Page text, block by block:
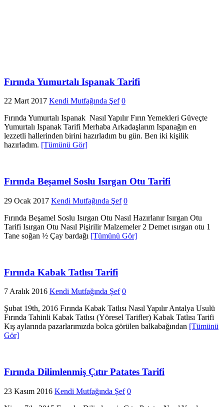
Fırında Yumurtalı Ispanak Tarifi
22 Mart 2017 Kendi Mutfağında Şef 0
Fırında Yumurtalı Ispanak Nasıl Yapılır Fırın Yemekleri Güveçte
Yumurtalı Ispanak Tarifi Merhaba Arkadaşlarım Ispanağın en
lezzetli hallerinden birini hazırladım bu gün. Ben iki kişilik
hazırladım. [Tümünü Gör]
Fırında Beşamel Soslu Isırgan Otu Tarifi
29 Ocak 2017 Kendi Mutfağında Şef 0
Fırında Beşamel Soslu Isırgan Otu Nasıl Hazırlanır Isırgan Otu
Tarifi Isırgan Otu Nasıl Pişirilir Malzemeler 2 Demet ısırgan otu 1
Tane soğan ½ Çay bardağı [Tümünü Gör]
Fırında Kabak Tatlısı Tarifi
7 Aralık 2016 Kendi Mutfağında Şef 0
Şubat 19th, 2016 Fırında Kabak Tatlısı Nasıl Yapılır Antalya Usulü
Fırında Tahinli Kabak Tatlısı (Yöresel Tarifler) Kabak Tatlısı Tarifi
Kış aylarında pazarlarımızda bolca görülen balkabağından [Tümünü
Gör]
Fırında Dilimlenmiş Çıtır Patates Tarifi
23 Kasım 2016 Kendi Mutfağında Şef 0